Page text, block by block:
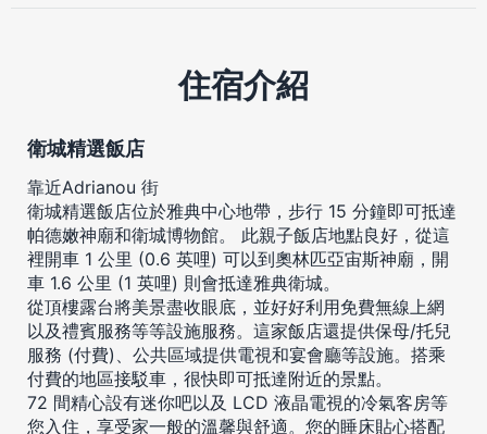
住宿介紹
衛城精選飯店
靠近Adrianou 街
衛城精選飯店位於雅典中心地帶，步行 15 分鐘即可抵達
帕德嫩神廟和衛城博物館。 此親子飯店地點良好，從這
裡開車 1 公里 (0.6 英哩) 可以到奧林匹亞宙斯神廟，開
車 1.6 公里 (1 英哩) 則會抵達雅典衛城。
從頂樓露台將美景盡收眼底，並好好利用免費無線上網
以及禮賓服務等等設施服務。這家飯店還提供保母/托兒
服務 (付費)、公共區域提供電視和宴會廳等設施。搭乘
付費的地區接駁車，很快即可抵達附近的景點。
72 間精心設有迷你吧以及 LCD 液晶電視的冷氣客房等
您入住，享受家一般的溫馨與舒適。您的睡床貼心搭配